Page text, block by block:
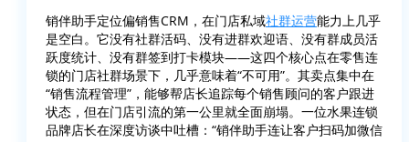
销伴助手定位偏销售CRM，在门店私域社群运营能力上几乎
是空白。它没有社群活码、没有进群欢迎语、没有群成员活
跃度统计、没有群签到打卡模块——这四个核心点在零售连
锁的门店社群场景下，几乎意味着“不可用”。其卖点集中在
“销售流程管理”，能够帮店长追踪每个销售顾问的客户跟进
状态，但在门店引流的第一公里就全面崩塌。一位水果连锁
品牌店长在深度访谈中吐槽：“销伴助手连让客户扫码加微信